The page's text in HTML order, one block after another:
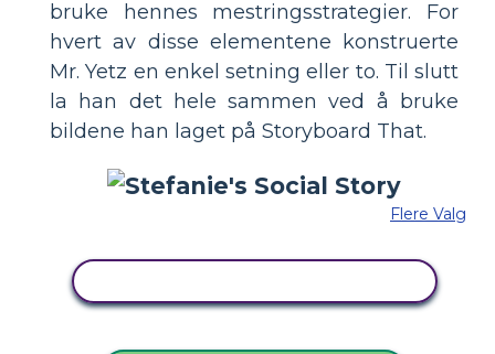
bruke hennes mestringsstrategier. For
hvert av disse elementene konstruerte
Mr. Yetz en enkel setning eller to. Til slutt
la han det hele sammen ved å bruke
bildene han laget på Storyboard That.
Flere Valg